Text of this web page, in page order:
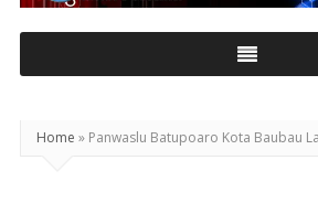
Home » Panwaslu Batupoaro Kota Baubau